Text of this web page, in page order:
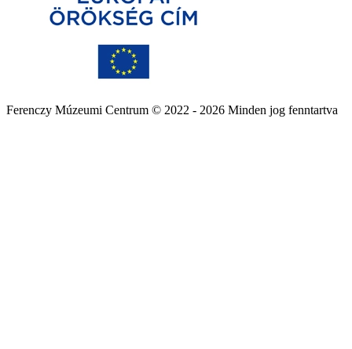
Ferenczy Múzeumi Centrum © 2022 - 2026 Minden jog fenntartva